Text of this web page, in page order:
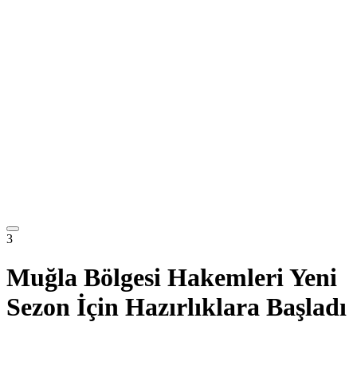
3
Muğla Bölgesi Hakemleri Yeni
Sezon İçin Hazırlıklara Başladı